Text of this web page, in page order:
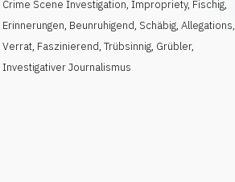
Crime Scene Investigation,Impropriety, Fischig,
Erinnerungen, Beunruhigend, Schäbig,Allegations,
Verrat, Faszinierend,Trübsinnig, Grübler,
Investigativer Journalismus